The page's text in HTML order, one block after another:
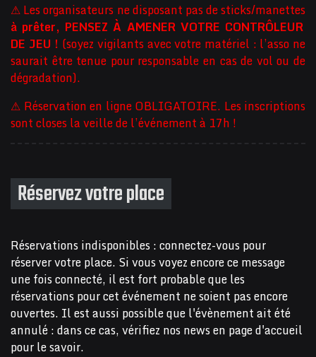
⚠ Les organisateurs ne disposant pas de sticks/manettes
à prêter, PENSEZ À AMENER VOTRE CONTRÔLEUR
DE JEU ! (soyez vigilants avec votre matériel : l’asso ne
saurait être tenue pour responsable en cas de vol ou de
dégradation).
⚠ Réservation en ligne OBLIGATOIRE. Les inscriptions
sont closes la veille de l’événement à 17h !
Réservez votre place
Réservations indisponibles : connectez-vous pour
réserver votre place. Si vous voyez encore ce message
une fois connecté, il est fort probable que les
réservations pour cet événement ne soient pas encore
ouvertes. Il est aussi possible que l'évènement ait été
annulé : dans ce cas, vérifiez nos news en page d'accueil
pour le savoir.